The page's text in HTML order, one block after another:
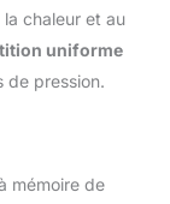
chaleur et au
uniforme
de pression.
mémoire de